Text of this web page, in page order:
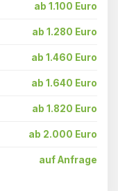
ab 1.100 Euro
ab 1.280 Euro
ab 1.460 Euro
ab 1.640 Euro
ab 1.820 Euro
ab 2.000 Euro
auf Anfrage